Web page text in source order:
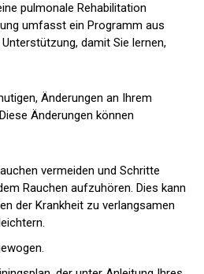
pulmonale Rehabilitation
umfasst ein Programm aus
damit Sie lernen,
Änderungen an Ihrem
Änderungen können
vermeiden und Schritte
Rauchen aufzuhören. Dies kann
der Krankheit zu verlangsamen